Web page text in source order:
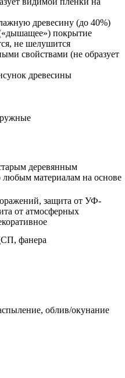
древесину (до 40%)
покрытие
не шелушится
свойствами (не образует
древесины
деревянным
любым материалам на основе
защита от УФ-
от атмосферных
фанера
облив/окунание